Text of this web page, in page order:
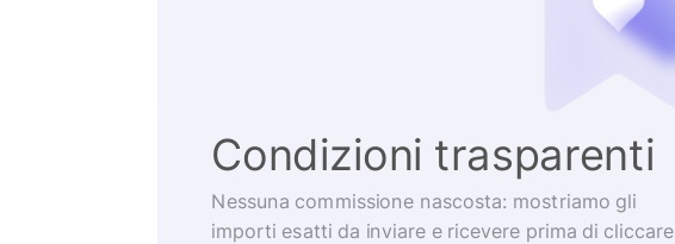
Condizioni trasparenti
Nessuna commissione nascosta: mostriamo gli
importi esatti da inviare e ricevere prima di cliccare